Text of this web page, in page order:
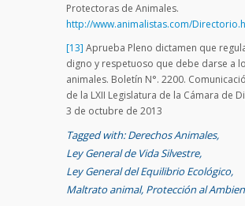
Protectoras de Animales.
http://www.animalistas.com/
[13] Aprueba Pleno dictamen que
digno y respetuoso que debe darse a
animales. Boletín N°. 2200.
de la LXII Legislatura de la Cámara de
3 de octubre de 2013
Tagged with: Derechos Animales,
Ley General de Vida Silvestre,
Ley General del Equilibrio Ecológico,
Maltrato animal, Protección al